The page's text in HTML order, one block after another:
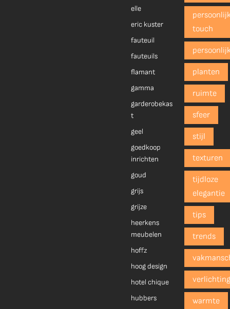
elle
eric kuster
fauteuil
fauteuils
flamant
gamma
garderobekas
t
geel
goedkoop
inrichten
goud
grijs
grijze
heerkens
meubelen
hoffz
hoog design
hotel chique
hubbers
touch
planten
ruimte
sfeer
stijl
texturen
tijdloze
elegantie
tips
trends
warmte